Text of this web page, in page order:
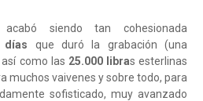
siendo tan cohesionada
días que duró la grabación (una
como las 25.000 libras esterlinas
muchos vaivenes y sobre todo, para
sofisticado, muy avanzado